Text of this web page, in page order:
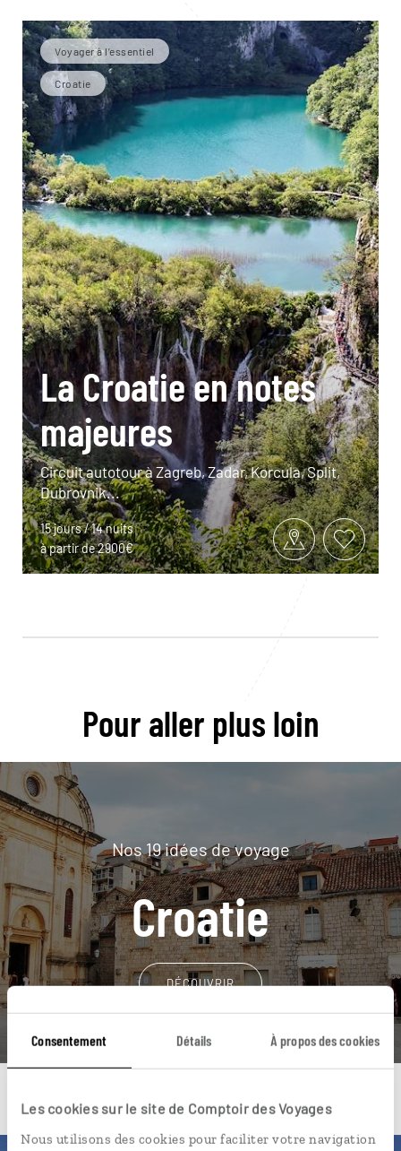
Consentement Détails À propos des cookies
Les cookies sur le site de Comptoir des Voyages
Nous utilisons des cookies pour faciliter votre navigation
Voyager à l’essentiel
Croatie
La Croatie en notes
majeures
Circuit autotour à Zagreb, Zadar, Korcula, Split,
Dubrovnik...
15 jours / 14 nuits
à partir de 2900€
Pour aller plus loin
Nos 19 idées de voyage
Croatie
DÉCOUVRIR